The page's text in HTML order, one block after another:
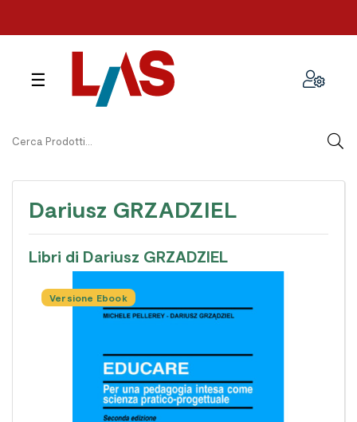
navigazione
☰
Dariusz GRZADZIEL
Libri di Dariusz GRZADZIEL
Versione Ebook